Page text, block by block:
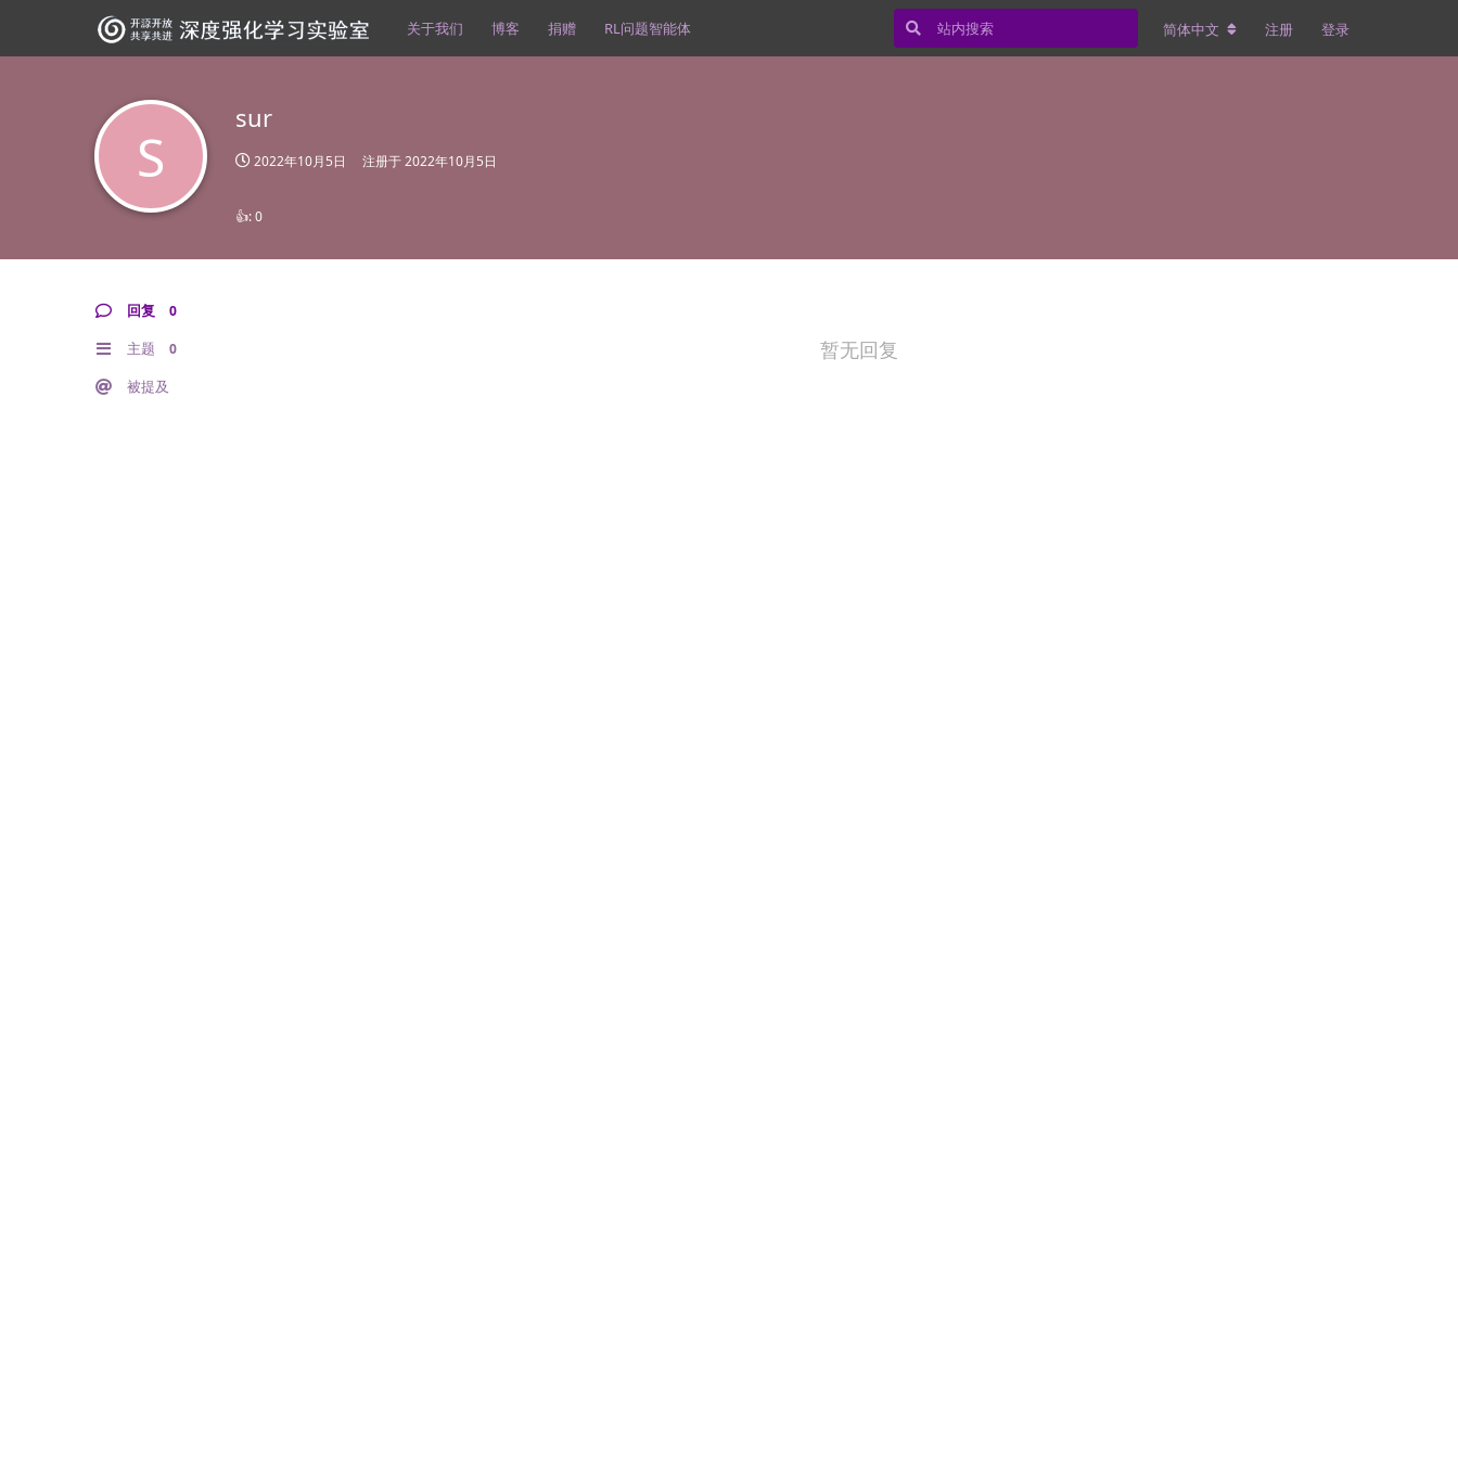
关于我们 博客 捐赠 RL问题智能体 简体中文 注册 登录
S
sur
2022年10月5日 注册于2022年10月5日
👍:0
回复 0
主题 0
被提及
暂无回复